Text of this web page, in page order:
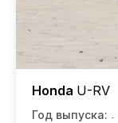
Honda U-RV
Год выпуска: